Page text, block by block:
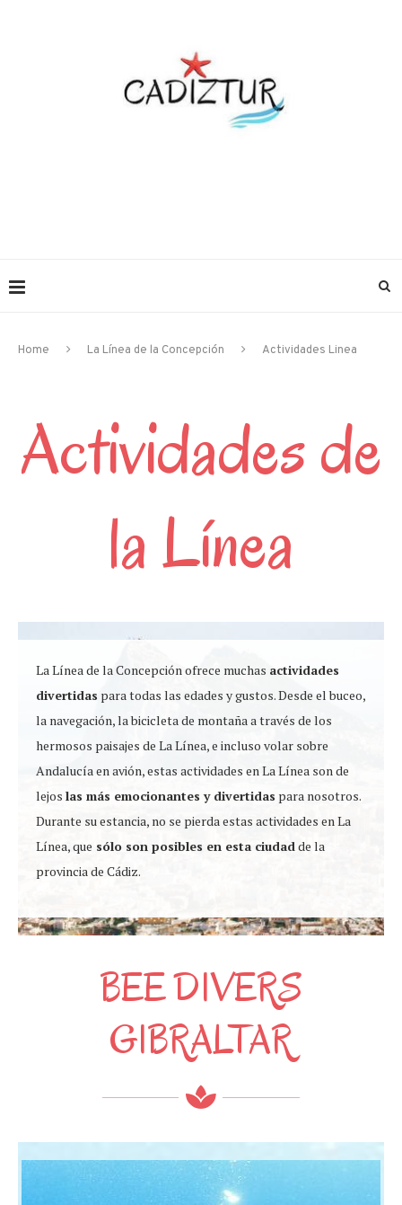
Home La Línea de la Concepción Actividades Linea
Actividades de
la Línea
La Línea de la Concepción ofrece muchas actividades
divertidas para todas las edades y gustos. Desde el buceo,
la navegación, la bicicleta de montaña a través de los
hermosos paisajes de La Línea, e incluso volar sobre
Andalucía en avión, estas actividades en La Línea son de
lejos las más emocionantes y divertidas para nosotros.
Durante su estancia, no se pierda estas actividades en La
Línea, que sólo son posibles en esta ciudadde la
provincia de Cádiz.
BEE DIVERS
GIBRALTAR